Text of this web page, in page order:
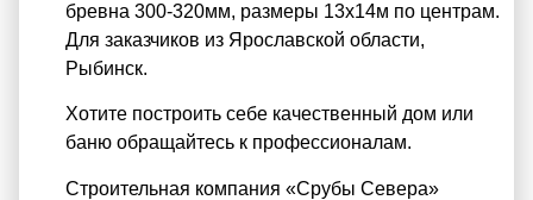
бревна 300-320мм, размеры 13х14м по центрам.
Для заказчиков из Ярославской области,
Рыбинск.
Хотите построить себе качественный дом или
баню обращайтесь к профессионалам.
Строительная компания «Срубы Севера»